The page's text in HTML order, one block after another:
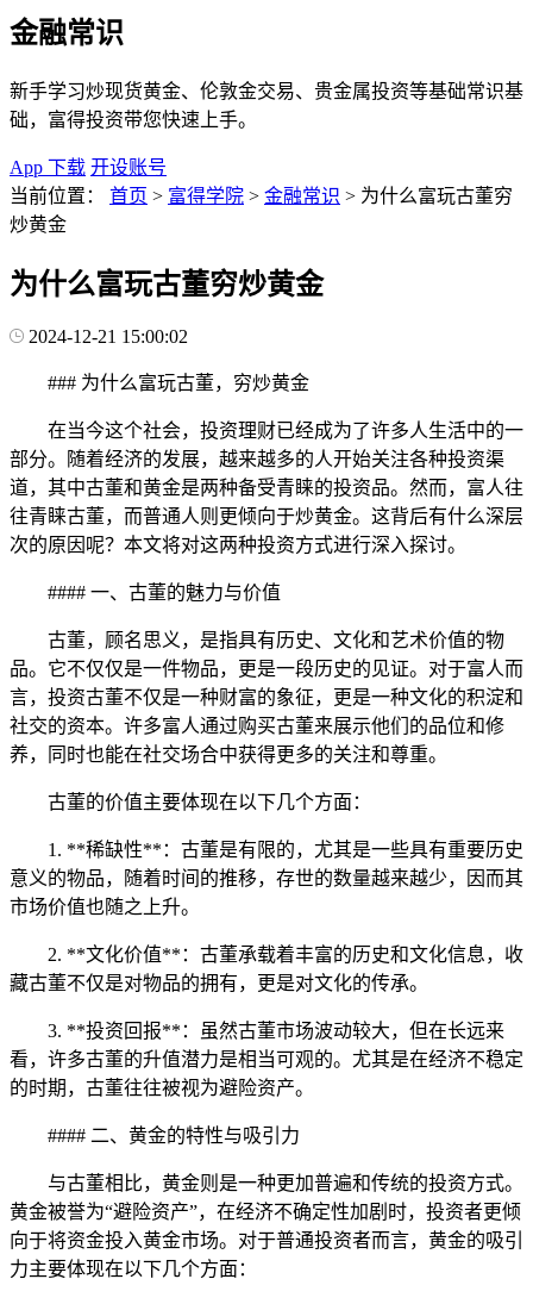
金融常识
新手学习炒现货黄金、伦敦金交易、贵金属投资等基础常识基
础，富得投资带您快速上手。
App 下载 开设账号
当前位置：
首页 > 富得学院 > 金融常识 > 为什么富玩古董穷
炒黄金
为什么富玩古董穷炒黄金
2024-12-21 15:00:02
### 为什么富玩古董，穷炒黄金
在当今这个社会，投资理财已经成为了许多人生活中的一
部分。随着经济的发展，越来越多的人开始关注各种投资渠
道，其中古董和黄金是两种备受青睐的投资品。然而，富人往
往青睐古董，而普通人则更倾向于炒黄金。这背后有什么深层
次的原因呢？本文将对这两种投资方式进行深入探讨。
#### 一、古董的魅力与价值
古董，顾名思义，是指具有历史、文化和艺术价值的物
品。它不仅仅是一件物品，更是一段历史的见证。对于富人而
言，投资古董不仅是一种财富的象征，更是一种文化的积淀和
社交的资本。许多富人通过购买古董来展示他们的品位和修
养，同时也能在社交场合中获得更多的关注和尊重。
古董的价值主要体现在以下几个方面：
1. **稀缺性**：古董是有限的，尤其是一些具有重要历史
意义的物品，随着时间的推移，存世的数量越来越少，因而其
市场价值也随之上升。
2. **文化价值**：古董承载着丰富的历史和文化信息，收
藏古董不仅是对物品的拥有，更是对文化的传承。
3. **投资回报**：虽然古董市场波动较大，但在长远来
看，许多古董的升值潜力是相当可观的。尤其是在经济不稳定
的时期，古董往往被视为避险资产。
#### 二、黄金的特性与吸引力
与古董相比，黄金则是一种更加普遍和传统的投资方式。
黄金被誉为“避险资产”，在经济不确定性加剧时，投资者更倾
向于将资金投入黄金市场。对于普通投资者而言，黄金的吸引
力主要体现在以下几个方面：